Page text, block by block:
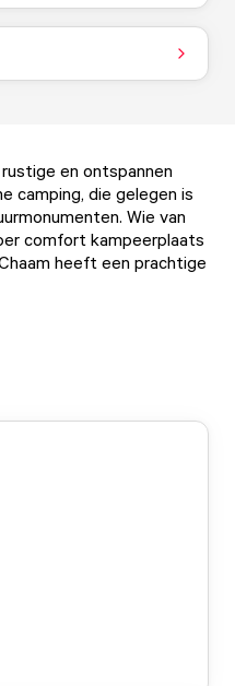
en ontspannen
camping, die gelegen is
Wie van
comfort kampeerplaats
heeft een prachtige